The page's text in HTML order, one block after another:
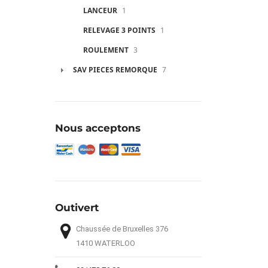
LANCEUR 1
RELEVAGE 3 POINTS 1
ROULEMENT 3
SAV PIECES REMORQUE 7
Nous acceptons
Outivert
Chaussée de Bruxelles 376
1410 WATERLOO